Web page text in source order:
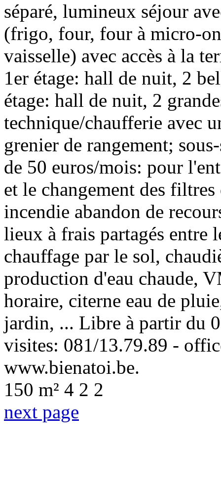
séparé, lumineux séjour
(frigo, four, four à micro-
vaisselle) avec accès à la
1er étage: hall de nuit, 2
étage: hall de nuit, 2
technique/chaufferie avec
grenier de rangement;
de 50 euros/mois: pour
et le changement des
incendie abandon de
lieux à frais partagés entre
chauffage par le sol,
production d'eau chaude,
horaire, citerne eau de
jardin, ... Libre à partir du
visites: 081/13.79.89 -
www.bienatoi.be.
150 m² 4 2 2
next page